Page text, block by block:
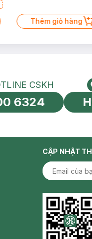
Thêm giỏ hàng
toàn cầu
HOTLINE CSKH
CSKH
6324
CẬP NHẬT